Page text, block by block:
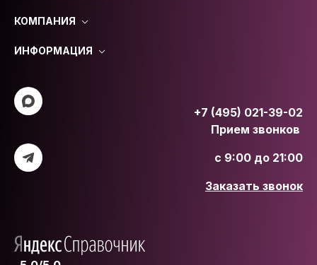
КОМПАНИЯ
ИНФОРМАЦИЯ
+7 (495) 021-39-02
Прием звонков
с 9:00 до 21:00
Заказать звонок